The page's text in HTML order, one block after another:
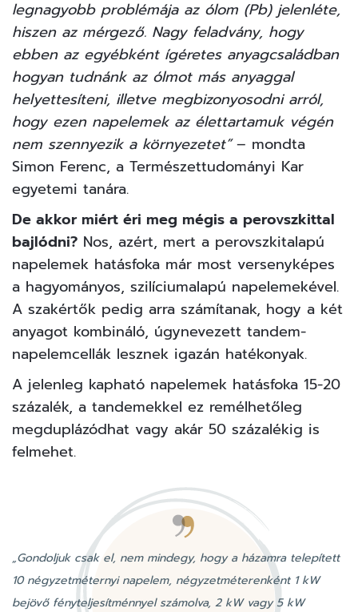
legnagyobb problémája az ólom (Pb) jelenléte,
hiszen az mérgező. Nagy feladvány, hogy
ebben az egyébként ígéretes anyagcsaládban
hogyan tudnánk az ólmot más anyaggal
helyettesíteni, illetve megbizonyosodni arról,
hogy ezen napelemek az élettartamuk végén
nem szennyezik a környezetet”– mondta
Simon Ferenc, a Természettudományi Kar
egyetemi tanára.
De akkor miért éri meg mégis a perovszkittal
bajlódni? Nos, azért, mert a perovszkitalapú
napelemek hatásfoka már most versenyképes
a hagyományos, szilíciumalapú napelemekével.
A szakértők pedig arra számítanak, hogy a két
anyagot kombináló, úgynevezett tandem-
napelemcellák lesznek igazán hatékonyak.
A jelenleg kapható napelemek hatásfoka 15-20
százalék, a tandemekkel ez remélhetőleg
megduplázódhat vagy akár 50 százalékig is
felmehet.
„Gondoljuk csak el, nem mindegy, hogy a házamra telepített
10 négyzetméternyi napelem, négyzetméterenként 1 kW
bejövő fényteljesítménnyel számolva, 2 kW vagy 5 kW